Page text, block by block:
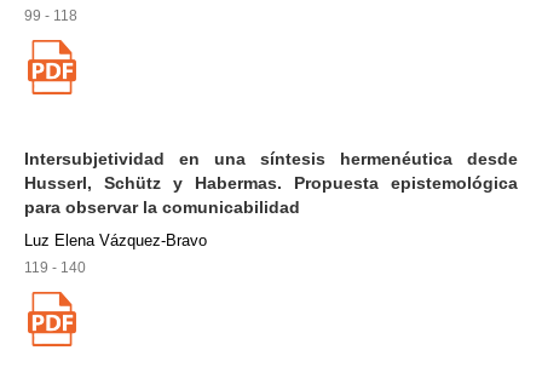
99 - 118
Intersubjetividad en una síntesis hermenéutica desde
Husserl, Schütz y Habermas. Propuesta epistemológica
para observar la comunicabilidad
Luz Elena Vázquez-Bravo
119 - 140